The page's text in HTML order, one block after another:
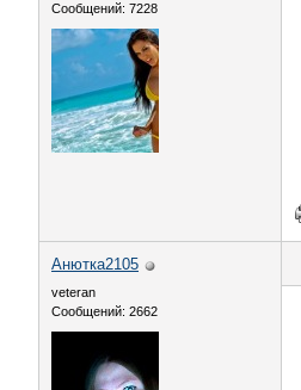
Сообщений: 7228
Анютка2105
veteran
Сообщений: 2662